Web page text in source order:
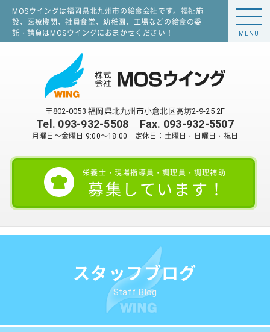
MOSウイングは福岡県北九州市の給食会社です。福祉施
設、医療機関、社員食堂、幼稚園、工場などの給食の委
託・請負はMOSウイングにおまかせください！
〒802-0053 福岡県北九州市小倉北区高坊2-9-25 2F
Tel. 093-932-5508 Fax. 093-932-5507
月曜日～金曜日 9:00～18:00 定休日：土曜日・日曜日・祝日
栄養士・現場指導員・調理員・調理補助
募集しています！
MENU
スタッフブログ
Staff Blog